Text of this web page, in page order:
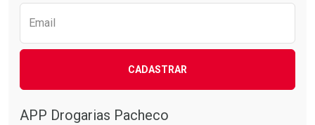
Email
CADASTRAR
APP Drogarias Pacheco